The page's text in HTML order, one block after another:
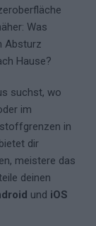
Was
Absturz
Hause?
suchst, wo
im
in
dir
meistere das
deinen
und iOS